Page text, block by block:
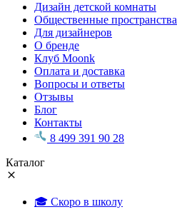
Дизайн детской комнаты
Общественные пространства
Для дизайнеров
О бренде
Клуб Moonk
Оплата и доставка
Вопросы и ответы
Отзывы
Блог
Контакты
8 499 391 90 28
Каталог
🎓 Скоро в школу